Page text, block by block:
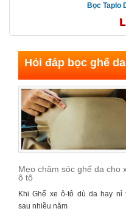
Bọc
Hỏi đáp bọc ghế
Mẹo chăm sóc ghế da cho
ô tô
Khi Ghế xe ô-tô dù da hay nỉ
sau nhiều năm